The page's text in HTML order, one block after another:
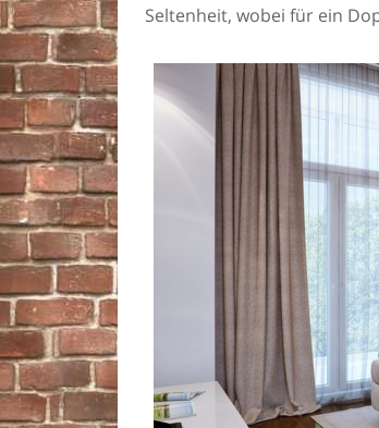
Seltenheit, wobei für ein